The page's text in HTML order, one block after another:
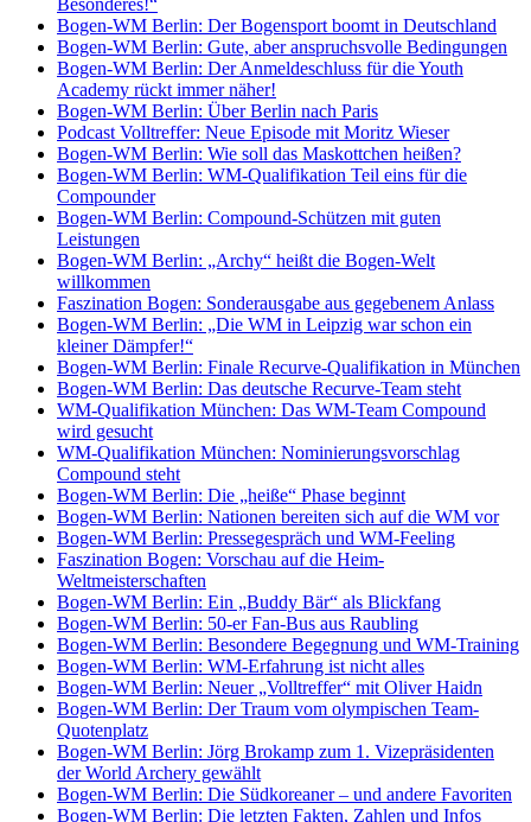
Besonderes!“
Bogen-WM Berlin: Der Bogensport boomt in Deutschland
Bogen-WM Berlin: Gute, aber anspruchsvolle Bedingungen
Bogen-WM Berlin: Der Anmeldeschluss für die Youth
Academy rückt immer näher!
Bogen-WM Berlin: Über Berlin nach Paris
Podcast Volltreffer: Neue Episode mit Moritz Wieser
Bogen-WM Berlin: Wie soll das Maskottchen heißen?
Bogen-WM Berlin: WM-Qualifikation Teil eins für die
Compounder
Bogen-WM Berlin: Compound-Schützen mit guten
Leistungen
Bogen-WM Berlin: „Archy“ heißt die Bogen-Welt
willkommen
Faszination Bogen: Sonderausgabe aus gegebenem Anlass
Bogen-WM Berlin: „Die WM in Leipzig war schon ein
kleiner Dämpfer!“
Bogen-WM Berlin: Finale Recurve-Qualifikation in München
Bogen-WM Berlin: Das deutsche Recurve-Team steht
WM-Qualifikation München: Das WM-Team Compound
wird gesucht
WM-Qualifikation München: Nominierungsvorschlag
Compound steht
Bogen-WM Berlin: Die „heiße“ Phase beginnt
Bogen-WM Berlin: Nationen bereiten sich auf die WM vor
Bogen-WM Berlin: Pressegespräch und WM-Feeling
Faszination Bogen: Vorschau auf die Heim-
Weltmeisterschaften
Bogen-WM Berlin: Ein „Buddy Bär“ als Blickfang
Bogen-WM Berlin: 50-er Fan-Bus aus Raubling
Bogen-WM Berlin: Besondere Begegnung und WM-Training
Bogen-WM Berlin: WM-Erfahrung ist nicht alles
Bogen-WM Berlin: Neuer „Volltreffer“ mit Oliver Haidn
Bogen-WM Berlin: Der Traum vom olympischen Team-
Quotenplatz
Bogen-WM Berlin: Jörg Brokamp zum 1. Vizepräsidenten
der World Archery gewählt
Bogen-WM Berlin: Die Südkoreaner – und andere Favoriten
Bogen-WM Berlin: Die letzten Fakten, Zahlen und Infos